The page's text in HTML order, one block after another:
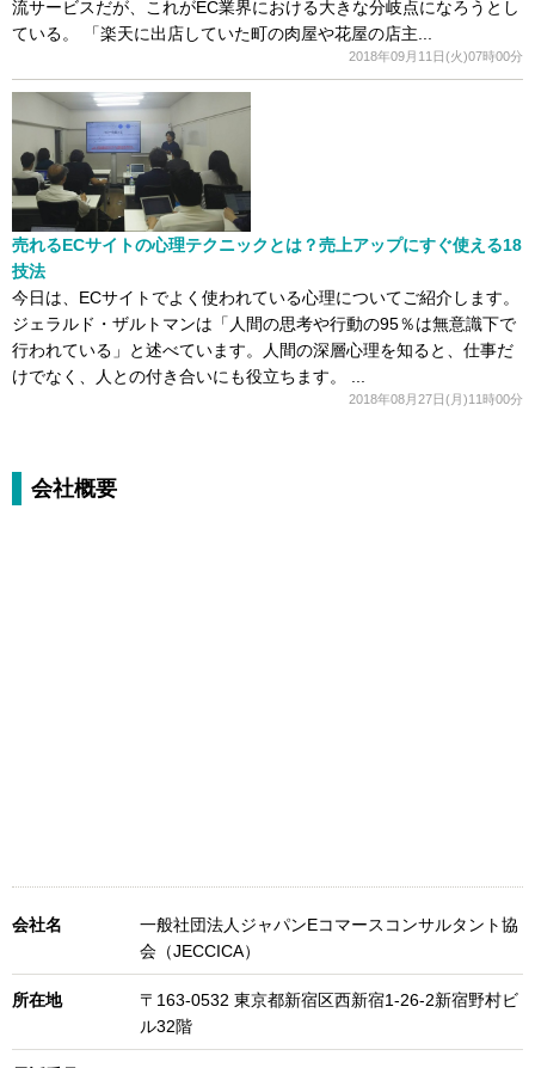
流サービスだが、これがEC業界における大きな分岐点になろうとし
ている。 「楽天に出店していた町の肉屋や花屋の店主...
2018年09月11日(火)07時00分
売れるECサイトの心理テクニックとは？売上アップにすぐ使える18
技法
今日は、ECサイトでよく使われている心理についてご紹介します。
ジェラルド・ザルトマンは「人間の思考や行動の95％は無意識下で
行われている」と述べています。人間の深層心理を知ると、仕事だ
けでなく、人との付き合いにも役立ちます。 ...
2018年08月27日(月)11時00分
会社概要
会社名
一般社団法人ジャパンEコマースコンサルタント協
会（JECCICA）
所在地
〒163-0532 東京都新宿区西新宿1-26-2新宿野村ビ
ル32階